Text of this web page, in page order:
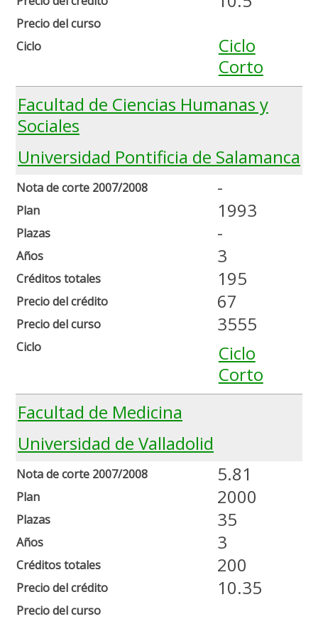
Precio del curso
Ciclo
Ciclo
Corto
Facultad de Ciencias Humanas y
Sociales
Universidad Pontificia de Salamanca
Nota de corte 2007/2008
Plan
Plazas
Años
Créditos totales
Precio del crédito
Precio del curso
Ciclo
-
1993
-
3
195
67
3555
Ciclo
Corto
Facultad de Medicina
Universidad de Valladolid
Nota de corte 2007/2008
Plan
Plazas
Años
Créditos totales
Precio del crédito
Precio del curso
5.81
2000
35
3
200
10.35